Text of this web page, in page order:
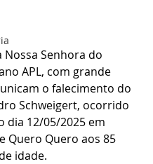
Nossa Senhora do
APL, com grande
o falecimento do
Schweigert, ocorrido
dia 12/05/2025 em
Quero Quero aos 85
idade.